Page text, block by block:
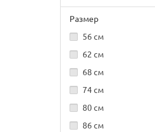
Размер
56 см
62 см
68 см
74 см
80 см
86 см